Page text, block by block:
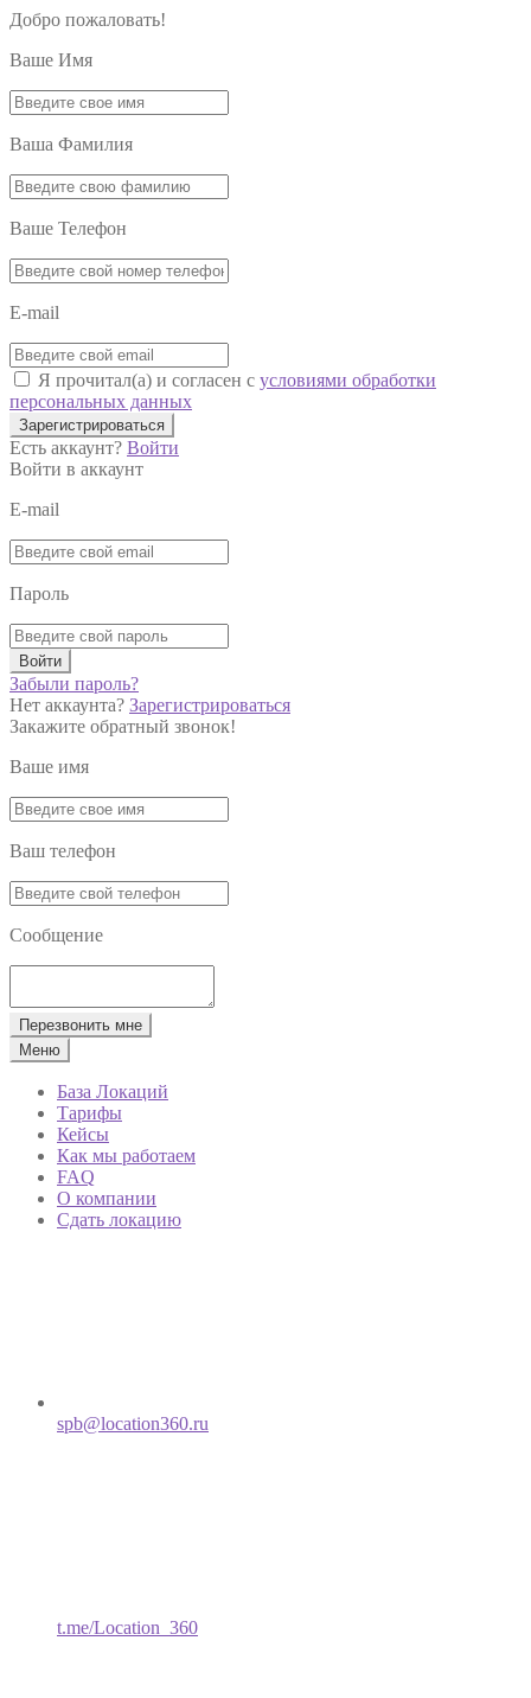
Добро пожаловать!
Ваше Имя
Ваша Фамилия
Ваше Телефон
E-mail
Я прочитал(а) и согласен с условиями обработки
персональных данных
Зарегистрироваться
Есть аккаунт? Войти
Войти в аккаунт
E-mail
Пароль
Войти
Забыли пароль?
Нет аккаунта? Зарегистрироваться
Закажите обратный звонок!
Ваше имя
Ваш телефон
Сообщение
Перезвонить мне
Меню
База Локаций
Тарифы
Кейсы
Как мы работаем
FAQ
О компании
Сдать локацию
spb@location360.ru
t.me/Location_360